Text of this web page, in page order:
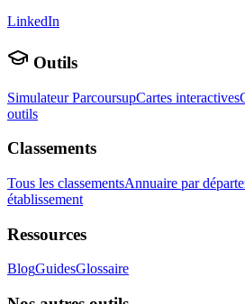
LinkedIn
Outils
Simulateur ParcoursupCartes interactives
outils
Classements
Tous les classementsAnnuaire par
établissement
Ressources
BlogGuidesGlossaire